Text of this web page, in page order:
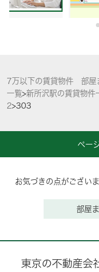
7万以下の賃貸物件 部屋
一覧>新所沢駅の賃貸物件
2>303
ペー
お気づきの点がござい
部屋
東京の不動産会